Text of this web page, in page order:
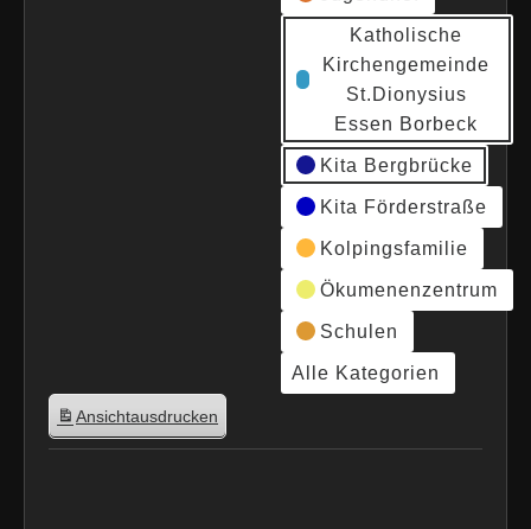
Katholische
Kirchengemeinde
St.Dionysius
Essen Borbeck
Kita Bergbrücke
Kita Förderstraße
Kolpingsfamilie
Ökumenenzentrum
Schulen
Alle Kategorien
Ansichtausdrucken